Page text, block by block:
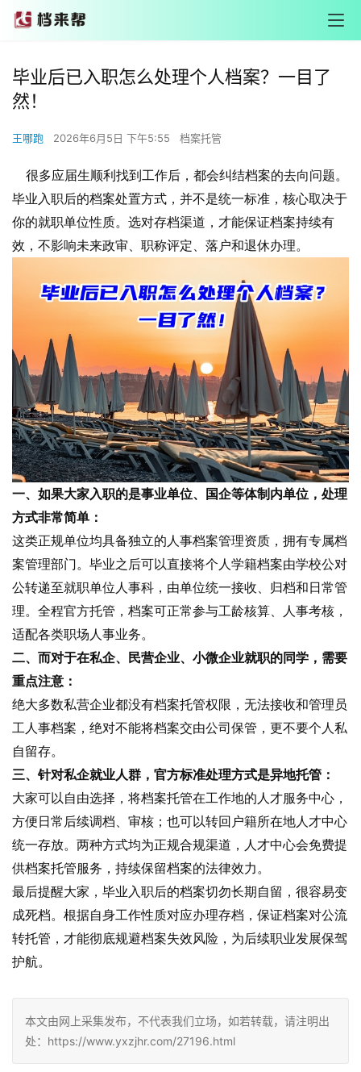
毕业后已入职怎么处理个人档案？一目了
然！
王哪跑 2026年6月5日 下午5:55 档案托管
很多应届生顺利找到工作后，都会纠结档案的去向问题。
毕业入职后的档案处置方式，并不是统一标准，核心取决于
你的就职单位性质。选对存档渠道，才能保证档案持续有
效，不影响未来政审、职称评定、落户和退休办理。
一、如果大家入职的是事业单位、国企等体制内单位，处理
方式非常简单：
这类正规单位均具备独立的人事档案管理资质，拥有专属档
案管理部门。毕业之后可以直接将个人学籍档案由学校公对
公转递至就职单位人事科，由单位统一接收、归档和日常管
理。全程官方托管，档案可正常参与工龄核算、人事考核，
适配各类职场人事业务。
二、而对于在私企、民营企业、小微企业就职的同学，需要
重点注意：
绝大多数私营企业都没有档案托管权限，无法接收和管理员
工人事档案，绝对不能将档案交由公司保管，更不要个人私
自留存。
三、针对私企就业人群，官方标准处理方式是异地托管：
大家可以自由选择，将档案托管在工作地的人才服务中心，
方便日常后续调档、审核；也可以转回户籍所在地人才中心
统一存放。两种方式均为正规合规渠道，人才中心会免费提
供档案托管服务，持续保留档案的法律效力。
最后提醒大家，毕业入职后的档案切勿长期自留，很容易变
成死档。根据自身工作性质对应办理存档，保证档案对公流
转托管，才能彻底规避档案失效风险，为后续职业发展保驾
护航。
本文由网上采集发布，不代表我们立场，如若转载，请注明出
处：https://www.yxzjhr.com/27196.html